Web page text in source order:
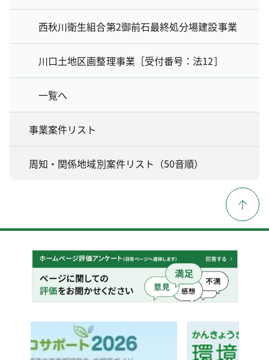
西秋川衛生組合第2御前石最終処分場建設事業
川口土地区画整理事業［受付番号：法12］
一覧へ
事業案件リスト
周知・関係地域別案件リスト（50音順）